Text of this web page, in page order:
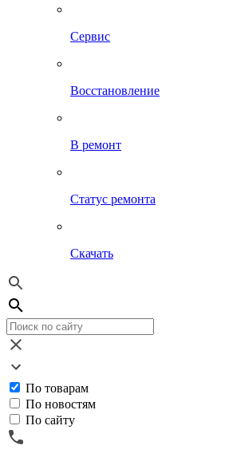
Сервис
Восстановление
В ремонт
Статус ремонта
Скачать
По товарам
По новостям
По сайту